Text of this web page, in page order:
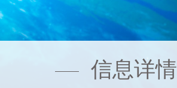
信息详情